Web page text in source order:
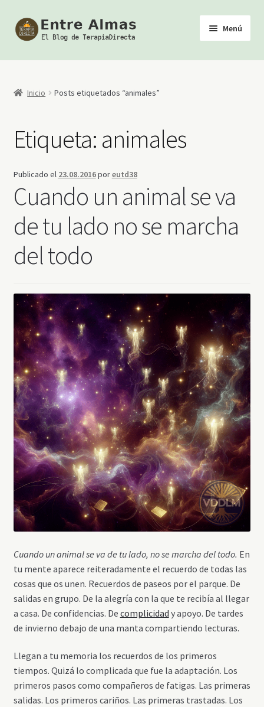
Ir
a
Ir
al
Menú
Inicio
TerapiaDirecta
Biblioteca Esotérica
Tienda
Youtube
Inicio Posts etiquetados “animales”
Etiqueta: animales
Publicado el 23.08.2016poreutd38
Cuando un animal se va
de tu lado no se marcha
del todo
Cuando un animal se va de tu lado, no se marcha del todo. En
tu mente aparece reiteradamente el recuerdo de todas las
cosas que os unen. Recuerdos de paseos por el parque. De
salidas en grupo. De la alegría con la que te recibía al llegar
a casa. De confidencias. De complicidad y apoyo. De tardes
de invierno debajo de una manta compartiendo lecturas.
Llegan a tu memoria los recuerdos de los primeros
tiempos. Quizá lo complicada que fue la adaptación. Los
primeros pasos como compañeros de fatigas. Las primeras
salidas. Los primeros cariños. Las primeras trastadas. Los